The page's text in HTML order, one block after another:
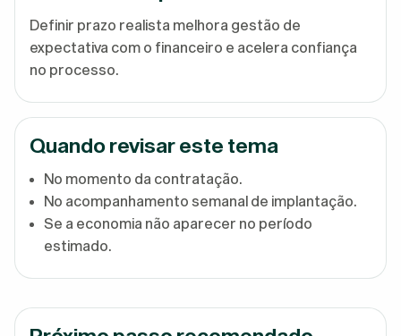
Definir prazo realista melhora gestão de
expectativa com o financeiro e acelera confiança
no processo.
Quando revisar este tema
No momento da contratação.
No acompanhamento semanal de implantação.
Se a economia não aparecer no período
estimado.